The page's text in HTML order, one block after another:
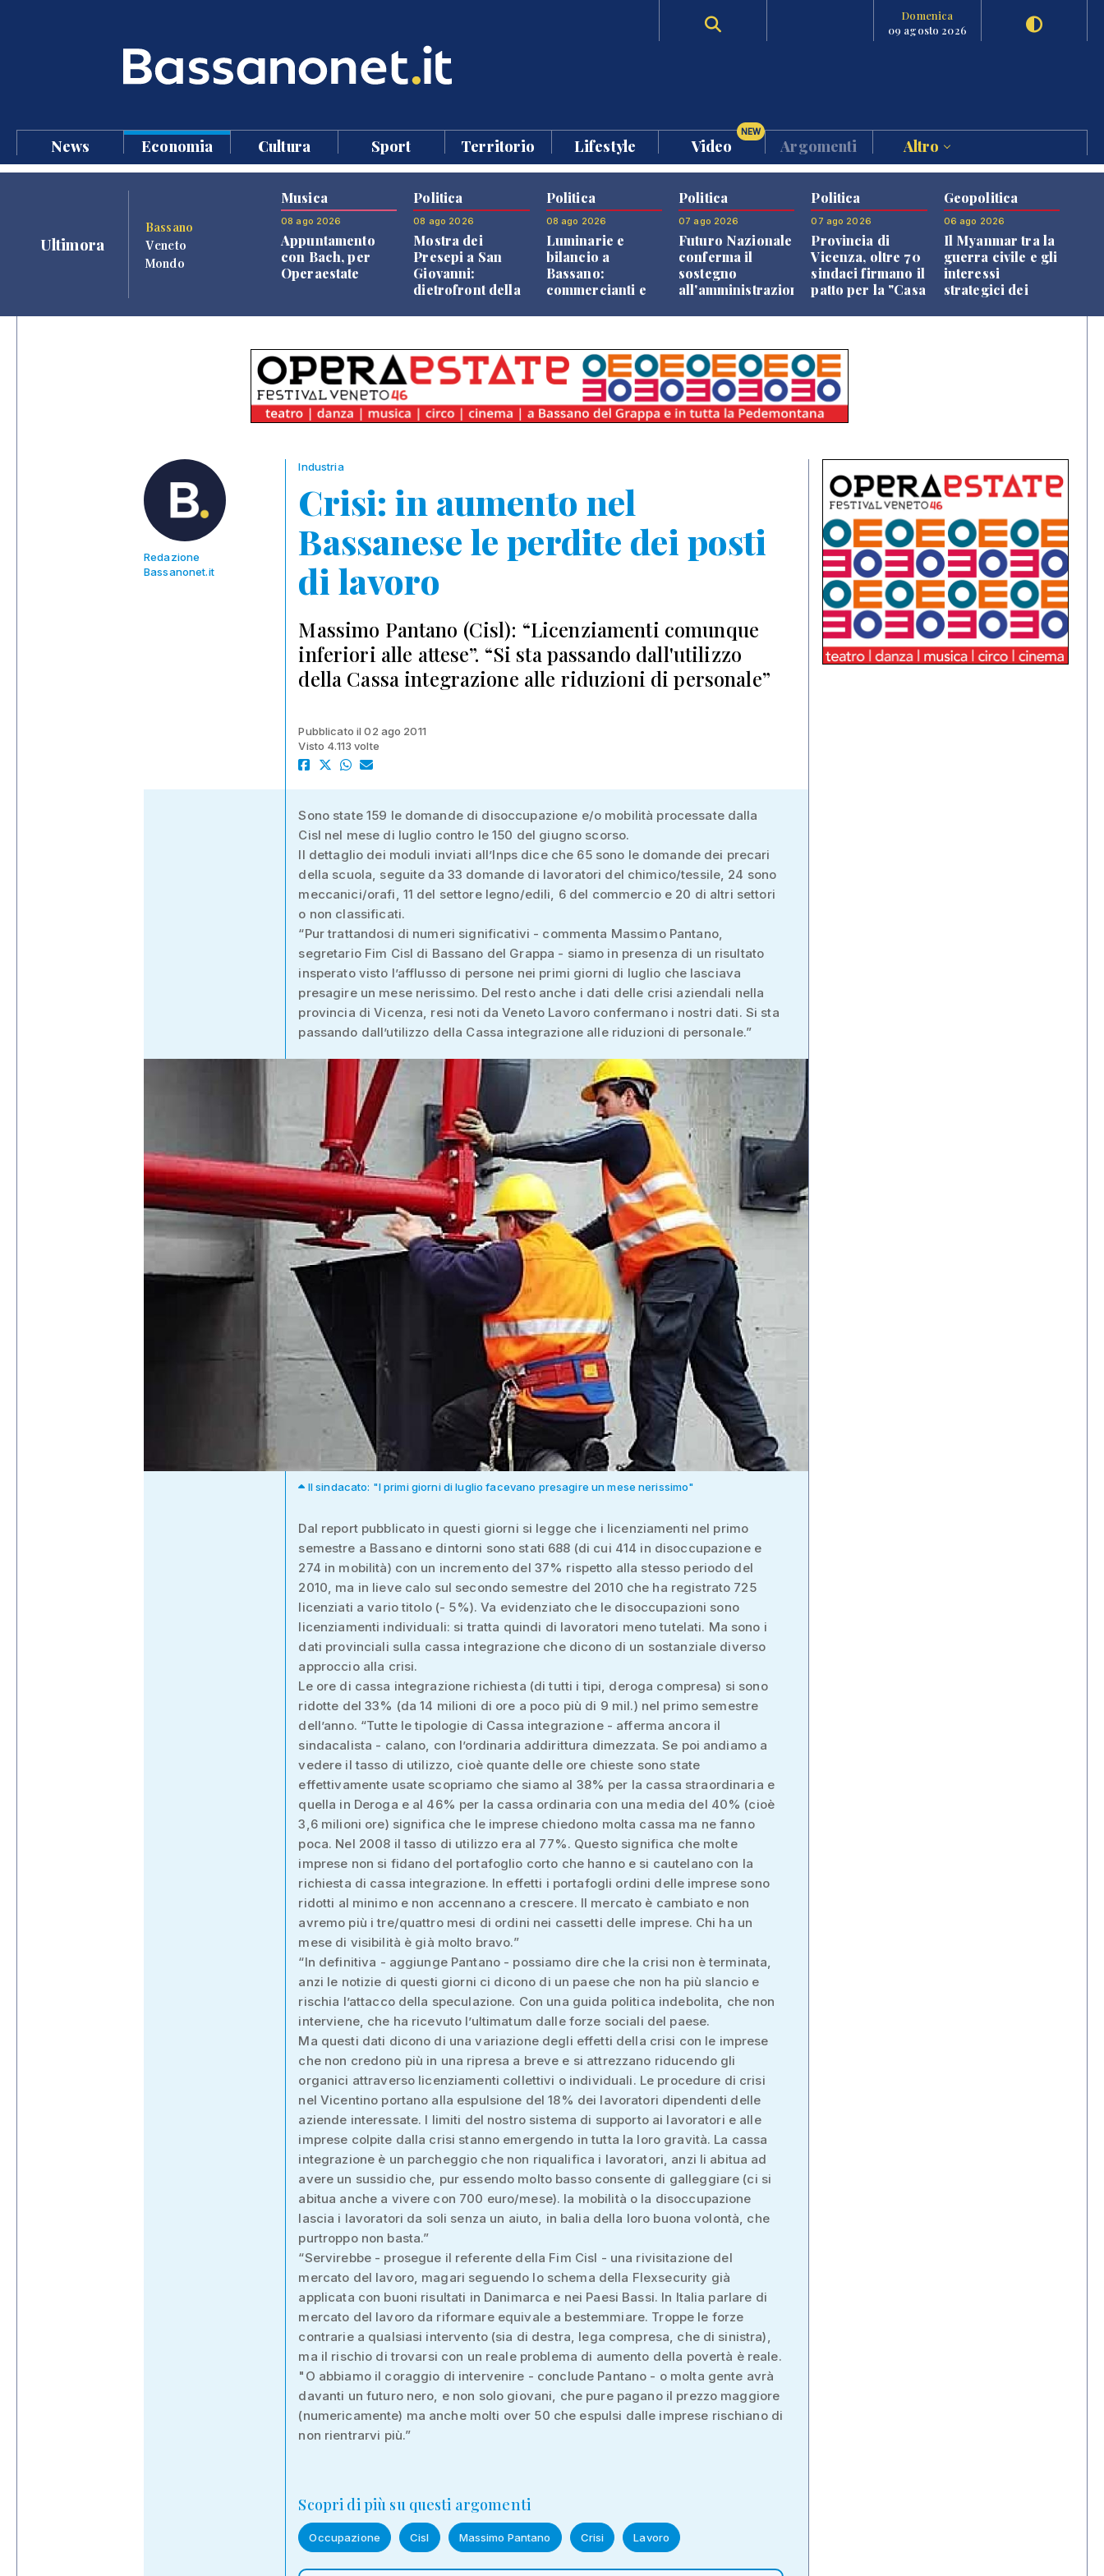
Domenica
09 agosto 2026
News Economia Cultura Sport Territorio Lifestyle Video
NEW
Argomenti Altro
Ultimora
Bassano
Veneto
Mondo
Musica
08 ago 2026
Appuntamento
con Bach, per
Operaestate
Politica
08 ago 2026
Mostra dei
Presepi a San
Giovanni:
dietrofront della
Politica
08 ago 2026
Luminarie e
bilancio a
Bassano:
commercianti e
Politica
07 ago 2026
Futuro Nazionale
conferma il
sostegno
all'amministrazione
Politica
07 ago 2026
Provincia di
Vicenza, oltre 70
sindaci firmano il
patto per la "Casa
Geopolitica
06 ago 2026
Il Myanmar tra la
guerra civile e gli
interessi
strategici dei
Redazione
Bassanonet.it
Industria
Crisi: in aumento nel
Bassanese le perdite dei posti
di lavoro
Massimo Pantano (Cisl): “Licenziamenti comunque
inferiori alle attese”. “Si sta passando dall'utilizzo
della Cassa integrazione alle riduzioni di personale”
Pubblicato il 02 ago 2011
Visto 4.113 volte
Sono state 159 le domande di disoccupazione e/o mobilità processate dalla
Cisl nel mese di luglio contro le 150 del giugno scorso.
Il dettaglio dei moduli inviati all’Inps dice che 65 sono le domande dei precari
della scuola, seguite da 33 domande di lavoratori del chimico/tessile, 24 sono
meccanici/orafi, 11 del settore legno/edili, 6 del commercio e 20 di altri settori
o non classificati.
“Pur trattandosi di numeri significativi - commenta Massimo Pantano,
segretario Fim Cisl di Bassano del Grappa - siamo in presenza di un risultato
insperato visto l’afflusso di persone nei primi giorni di luglio che lasciava
presagire un mese nerissimo. Del resto anche i dati delle crisi aziendali nella
provincia di Vicenza, resi noti da Veneto Lavoro confermano i nostri dati. Si sta
passando dall’utilizzo della Cassa integrazione alle riduzioni di personale.”
Il sindacato: "I primi giorni di luglio facevano presagire un mese nerissimo"
Dal report pubblicato in questi giorni si legge che i licenziamenti nel primo
semestre a Bassano e dintorni sono stati 688 (di cui 414 in disoccupazione e
274 in mobilità) con un incremento del 37% rispetto alla stesso periodo del
2010, ma in lieve calo sul secondo semestre del 2010 che ha registrato 725
licenziati a vario titolo (- 5%). Va evidenziato che le disoccupazioni sono
licenziamenti individuali: si tratta quindi di lavoratori meno tutelati. Ma sono i
dati provinciali sulla cassa integrazione che dicono di un sostanziale diverso
approccio alla crisi.
Le ore di cassa integrazione richiesta (di tutti i tipi, deroga compresa) si sono
ridotte del 33% (da 14 milioni di ore a poco più di 9 mil.) nel primo semestre
dell’anno. “Tutte le tipologie di Cassa integrazione - afferma ancora il
sindacalista - calano, con l’ordinaria addirittura dimezzata. Se poi andiamo a
vedere il tasso di utilizzo, cioè quante delle ore chieste sono state
effettivamente usate scopriamo che siamo al 38% per la cassa straordinaria e
quella in Deroga e al 46% per la cassa ordinaria con una media del 40% (cioè
3,6 milioni ore) significa che le imprese chiedono molta cassa ma ne fanno
poca. Nel 2008 il tasso di utilizzo era al 77%. Questo significa che molte
imprese non si fidano del portafoglio corto che hanno e si cautelano con la
richiesta di cassa integrazione. In effetti i portafogli ordini delle imprese sono
ridotti al minimo e non accennano a crescere. Il mercato è cambiato e non
avremo più i tre/quattro mesi di ordini nei cassetti delle imprese. Chi ha un
mese di visibilità è già molto bravo.”
“In definitiva - aggiunge Pantano - possiamo dire che la crisi non è terminata,
anzi le notizie di questi giorni ci dicono di un paese che non ha più slancio e
rischia l’attacco della speculazione. Con una guida politica indebolita, che non
interviene, che ha ricevuto l’ultimatum dalle forze sociali del paese.
Ma questi dati dicono di una variazione degli effetti della crisi con le imprese
che non credono più in una ripresa a breve e si attrezzano riducendo gli
organici attraverso licenziamenti collettivi o individuali. Le procedure di crisi
nel Vicentino portano alla espulsione del 18% dei lavoratori dipendenti delle
aziende interessate. I limiti del nostro sistema di supporto ai lavoratori e alle
imprese colpite dalla crisi stanno emergendo in tutta la loro gravità. La cassa
integrazione è un parcheggio che non riqualifica i lavoratori, anzi li abitua ad
avere un sussidio che, pur essendo molto basso consente di galleggiare (ci si
abitua anche a vivere con 700 euro/mese). la mobilità o la disoccupazione
lascia i lavoratori da soli senza un aiuto, in balia della loro buona volontà, che
purtroppo non basta.”
“Servirebbe - prosegue il referente della Fim Cisl - una rivisitazione del
mercato del lavoro, magari seguendo lo schema della Flexsecurity già
applicata con buoni risultati in Danimarca e nei Paesi Bassi. In Italia parlare di
mercato del lavoro da riformare equivale a bestemmiare. Troppe le forze
contrarie a qualsiasi intervento (sia di destra, lega compresa, che di sinistra),
ma il rischio di trovarsi con un reale problema di aumento della povertà è reale.
"O abbiamo il coraggio di intervenire - conclude Pantano - o molta gente avrà
davanti un futuro nero, e non solo giovani, che pure pagano il prezzo maggiore
(numericamente) ma anche molti over 50 che espulsi dalle imprese rischiano di
non rientrarvi più.”
Scopri di più su questi argomenti
Occupazione Cisl Massimo Pantano Crisi Lavoro